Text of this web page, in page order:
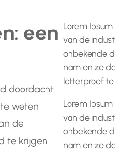
een
doordacht
weten
de
te krijgen
Lorem
van de
onbekende
nam en ze
letterproef te
Lorem
van de
onbekende
nam en ze